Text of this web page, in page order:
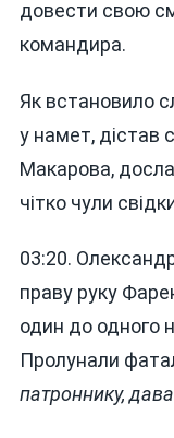
довести свою
командира.
Як встановило
у намет, дістав
Макарова,
чітко чули
03:20.
праву руку
один до одного
Пролунали
патроннику,